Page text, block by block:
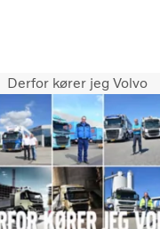
Derfor kører jeg Volvo